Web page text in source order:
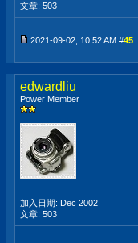
文章: 503
2021-09-02, 10:52 AM #45
edwardliu
Power Member
加入日期: Dec 2002
文章: 503